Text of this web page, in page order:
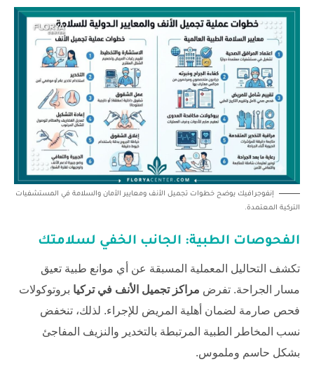
إنفوجرافيك يوضح خطوات تجميل الأنف ومعايير الأمان والسلامة في المستشفيات
التركية المعتمدة.
الفحوصات الطبية: الجانب الخفي لسلامتك
تكشف التحاليل المعملية المسبقة عن أي موانع طبية تعيق
مسار الجراحة. تفرض مراكز تجميل الأنف في تركيا بروتوكولات
فحص صارمة لضمان أهلية المريض للإجراء. لذلك، تنخفض
نسب المخاطر الطبية المرتبطة بالتخدير والنزيف المفاجئ
بشكل حاسم وملموس.